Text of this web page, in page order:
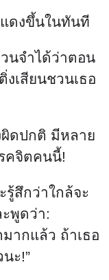
ดงขึ้นในทันที
นจําได้ว่าตอน
เสียนชวนเธอ
ผิดปกติ มีหลาย
คจิตคนนี้!
รู้สึกว่าใกล้จะ
พูดว่า:
ากแล้ว ถ้าเธอ
ะ!”